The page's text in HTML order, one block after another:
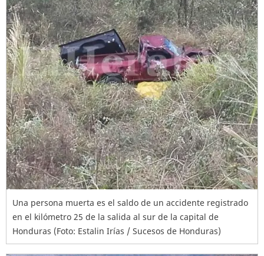
Una persona muerta es el saldo de un accidente registrado
en el kilómetro 25 de la salida al sur de la capital de
Honduras (Foto: Estalin Irías / Sucesos de Honduras)